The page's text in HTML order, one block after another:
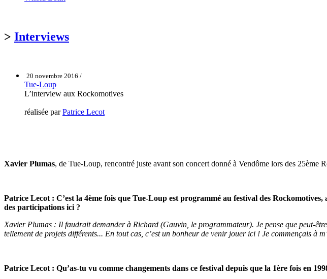
> Interviews
20 novembre 2016 /
Tue-Loup
L’interview aux Rockomotives
réalisée parPatrice Lecot
Xavier Plumas, de Tue-Loup, rencontré juste avant son concert donné à Vendôme lors des 25ème
Patrice Lecot : C’est la 4ème fois que Tue-Loup est programmé au festival des
des participations ici ?
Xavier Plumas : Il faudrait demander à Richard (Gauvin, le programmateur). Je pense que peut-
tellement de projets différents... En tout cas, c’est un bonheur de venir jouer ici ! Je commençais à
Patrice Lecot : Qu’as-tu vu comme changements dans ce festival depuis que la 1ère fois en